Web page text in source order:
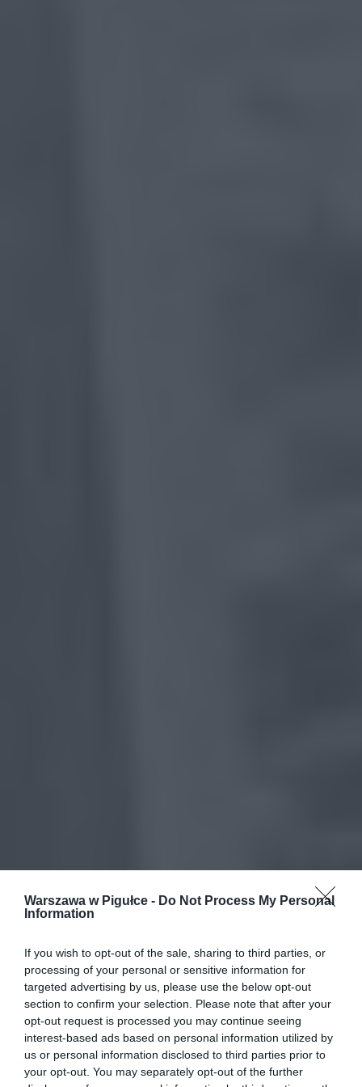
Warszawa w Pigułce - Do Not Process My Personal
Information
If you wish to opt-out of the sale, sharing to third parties, or
processing of your personal or sensitive information for
targeted advertising by us, please use the below opt-out
section to confirm your selection. Please note that after your
opt-out request is processed you may continue seeing
interest-based ads based on personal information utilized by
us or personal information disclosed to third parties prior to
your opt-out. You may separately opt-out of the further